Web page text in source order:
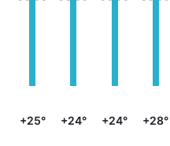
+25° +24° +24° +28°